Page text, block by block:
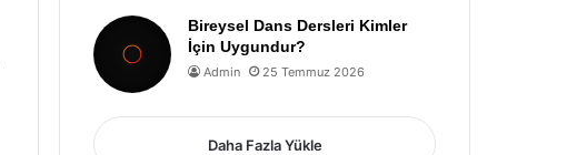
Bireysel Dans Dersleri Kimler
İçin Uygundur?
Admin 25 Temmuz 2026
Daha Fazla Yükle